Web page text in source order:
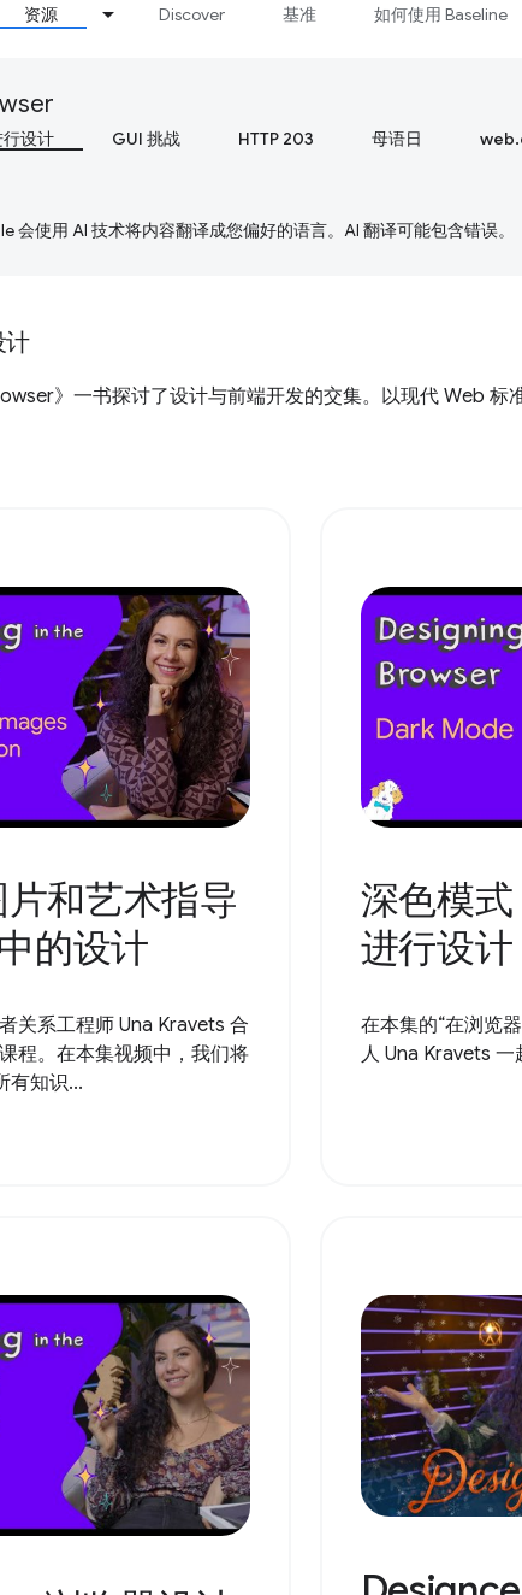
资源 Discover 基准 如何使用 Baseline
设计 GUI 挑战 HTTP 203 母语日
会使用 AI 技术将内容翻译成您偏好的语言。AI 翻译可能包含错误。
计
》一书探讨了设计与前端开发的交集。以现代 Web 标
和艺术指导
的设计
关系工程师 Una Kravets 合
程。在本集视频中，我们将
有知识...
深色模
进行设计
在本集的“在浏览
人 Una Kravets 一